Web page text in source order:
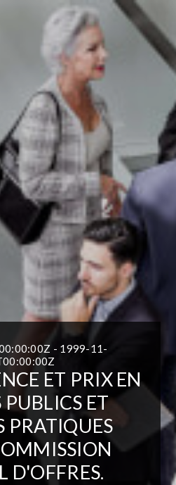
- 1999-11-
ET PRIX EN
ET
PRATIQUES
D'OFFRES.